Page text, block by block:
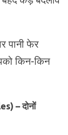
पानी फेर
किन-किन
– दोनों